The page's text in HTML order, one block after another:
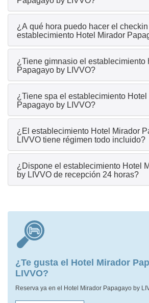
¿A qué hora puedo hacer el checkin
establecimiento Hotel Mirador
¿Tiene gimnasio el establecimiento
Papagayo by LIVVO?
¿Tiene spa el establecimiento Hotel
Papagayo by LIVVO?
¿El establecimiento Hotel Mirador
LIVVO tiene régimen todo incluido?
¿Dispone el establecimiento Hotel
by LIVVO de recepción 24 horas?
¿Te gusta el Hotel Mirador
LIVVO?
Reserva ya en el Hotel Mirador Papagayo by